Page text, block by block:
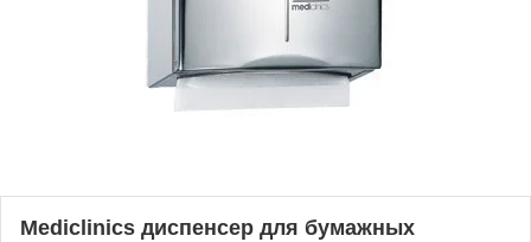
Mediclinics диспенсер для бумажных